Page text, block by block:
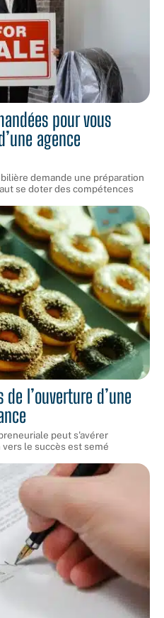
pour vous
agence
demande une préparation
se doter des compétences
l’ouverture d’une
peut s'avérer
le succès est semé